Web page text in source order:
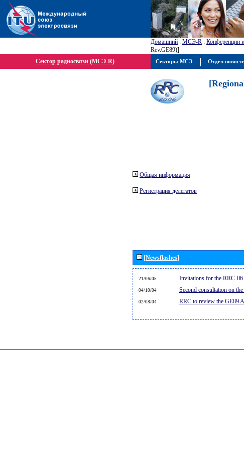
Домашний : МСЭ-R : Конференции
Rev.GE89)]
Сектор радиосвязи (МСЭ-R)
Общая информация
Регистрация делегатов
[Newsflashes]
21/06/05 Invitations for the RRC-06-
04/10/04 Second consultation on
02/08/04 RRC to review the GE89
Секторы МСЭ Отдел